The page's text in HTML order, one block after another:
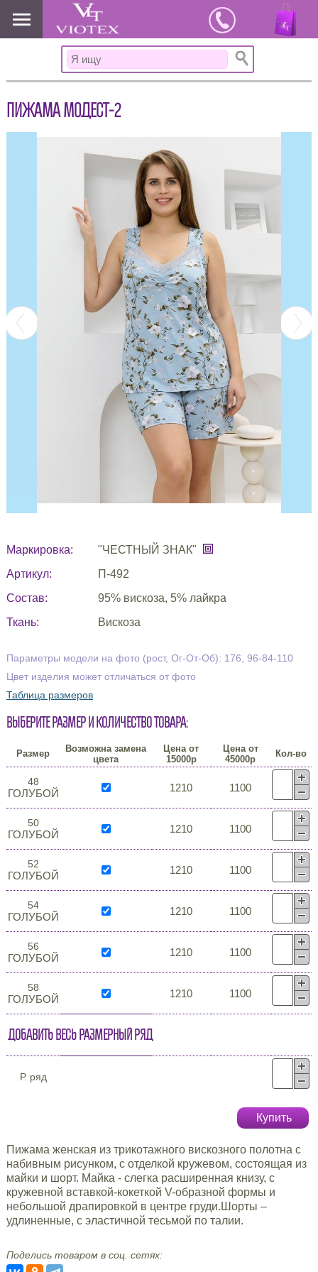
www.viotex37.ru
ПИЖАМА МОДЕСТ-2
Маркировка:
"ЧЕСТНЫЙ ЗНАК"
Артикул:
П-492
Состав:
95% вискоза, 5% лайкра
Ткань:
Вискоза
Параметры модели на фото (рост, Ог-От-Об): 176, 96-84-110
Цвет изделия может отличаться от фото
Таблица размеров
Выберите размер и количество товара:
Размер
Возможна замена
цвета
Цена от
15000р
Цена от
45000р
Кол-во
48
ГОЛУБОЙ 1210 1100
50
ГОЛУБОЙ 1210 1100
52
ГОЛУБОЙ 1210 1100
54
ГОЛУБОЙ 1210 1100
56
ГОЛУБОЙ 1210 1100
58
ГОЛУБОЙ 1210 1100
Добавить весь размерный ряд
Р. ряд
Купить
Пижама женская из трикотажного вискозного полотна с
набивным рисунком, с отделкой кружевом, состоящая из
майки и шорт. Майка - слегка расширенная книзу, с
кружевной вставкой-кокеткой V-образной формы и
небольшой драпировкой в центре груди.Шорты –
удлиненные, с эластичной тесьмой по талии.
Поделись товаром в соц. сетях: